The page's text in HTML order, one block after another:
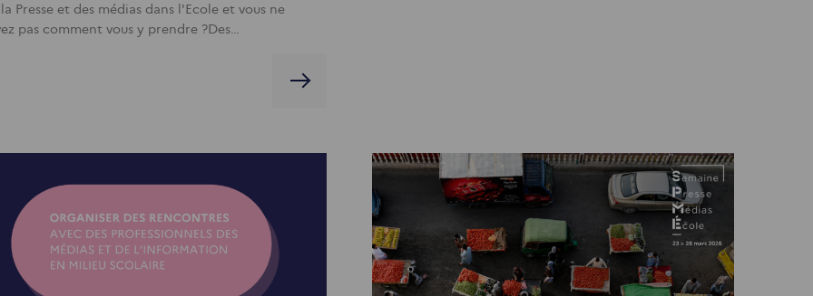
Presse et des médias dans l'Ecole et vous ne
pas comment vous y prendre ?Des…